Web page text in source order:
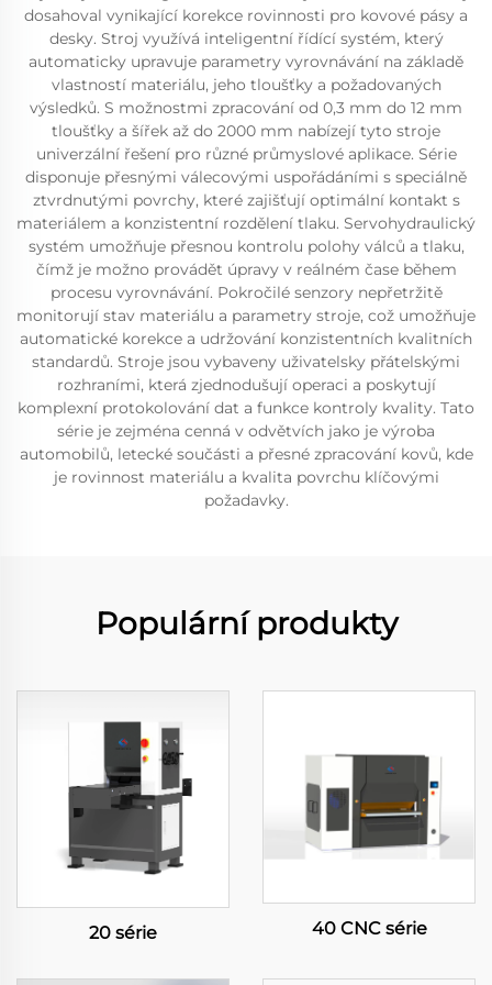
dosahoval vynikající korekce rovinnosti pro kovové pásy a
desky. Stroj využívá inteligentní řídící systém, který
automaticky upravuje parametry vyrovnávání na základě
vlastností materiálu, jeho tloušťky a požadovaných
výsledků. S možnostmi zpracování od 0,3 mm do 12 mm
tloušťky a šířek až do 2000 mm nabízejí tyto stroje
univerzální řešení pro různé průmyslové aplikace. Série
disponuje přesnými válecovými uspořádáními s speciálně
ztvrdnutými povrchy, které zajišťují optimální kontakt s
materiálem a konzistentní rozdělení tlaku. Servohydraulický
systém umožňuje přesnou kontrolu polohy válců a tlaku,
čímž je možno provádět úpravy v reálném čase během
procesu vyrovnávání. Pokročilé senzory nepřetržitě
monitorují stav materiálu a parametry stroje, což umožňuje
automatické korekce a udržování konzistentních kvalitních
standardů. Stroje jsou vybaveny uživatelsky přátelskými
rozhraními, která zjednodušují operaci a poskytují
komplexní protokolování dat a funkce kontroly kvality. Tato
série je zejména cenná v odvětvích jako je výroba
automobilů, letecké součásti a přesné zpracování kovů, kde
je rovinnost materiálu a kvalita povrchu klíčovými
požadavky.
Populární produkty
20 série 40 CNC série